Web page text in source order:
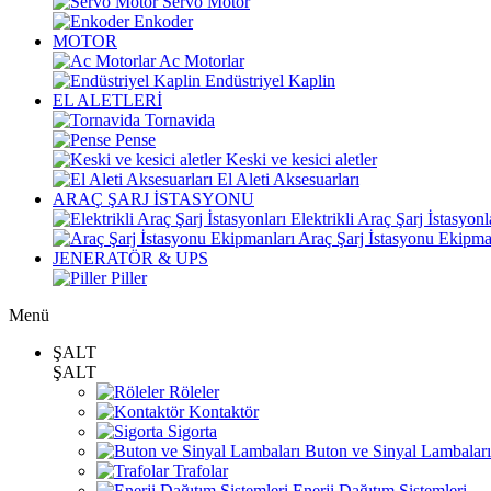
Enkoder
MOTOR
Ac Motorlar
Endüstriyel Kaplin
EL ALETLERİ
Tornavida
Pense
Keski ve kesici aletler
El Aleti Aksesuarları
ARAÇ ŞARJ İSTASYONU
Elektrikli Araç Şarj
Araç Şarj İstasyonu
JENERATÖR & UPS
Piller
Menü
ŞALT
ŞALT
Röleler
Kontaktör
Sigorta
Buton ve Sinyal Lambaları
Trafolar